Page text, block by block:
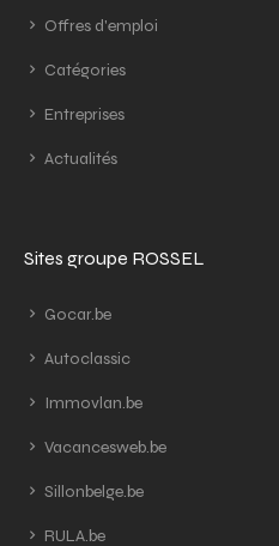
Offres d'emploi
Catégories
Entreprises
Actualités
Sites groupe ROSSEL
Gocar.be
Autoclassic
Immovlan.be
Vacancesweb.be
Sillonbelge.be
RULA.be